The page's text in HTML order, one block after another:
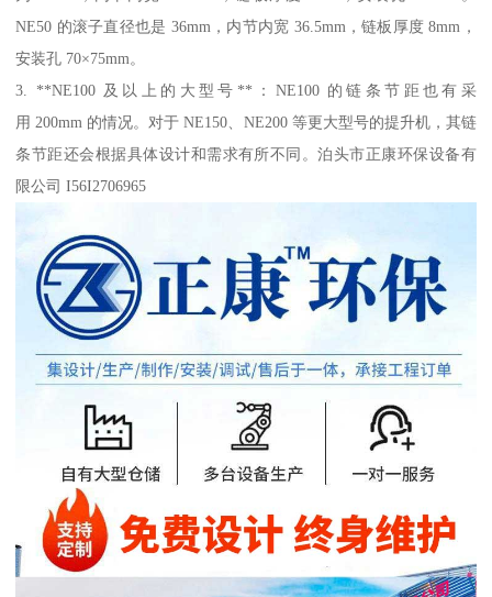
NE50 的滚子直径也是 36mm，内节内宽 36.5mm，链板厚度 8mm，
安装孔 70×75mm。
3. **NE100 及以上的大型号**：NE100 的链条节距也有采
用 200mm 的情况。对于 NE150、NE200 等更大型号的提升机，其链
条节距还会根据具体设计和需求有所不同。泊头市正康环保设备有
限公司 I56I2706965